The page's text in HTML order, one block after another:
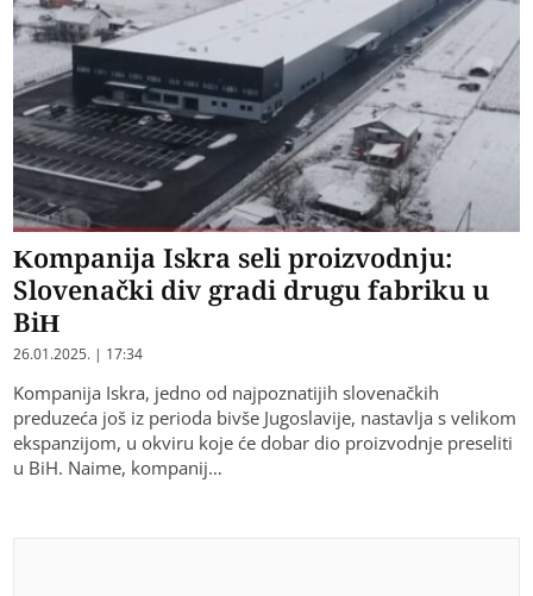
Kompanija Iskra seli proizvodnju:
Slovenački div gradi drugu fabriku u
BiH
26.01.2025. | 17:34
Kompanija Iskra, jedno od najpoznatijih slovenačkih
preduzeća još iz perioda bivše Jugoslavije, nastavlja s velikom
ekspanzijom, u okviru koje će dobar dio proizvodnje preseliti
u BiH. Naime, kompanij…